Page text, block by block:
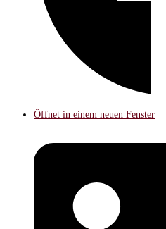
Öffnet in einem neuen Fenster